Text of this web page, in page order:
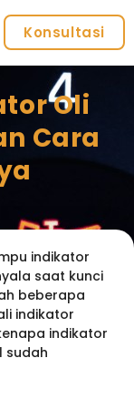
Konsultasi
Oli
Cara
indikator
saat kunci
beberapa
indikator
indikator
sudah